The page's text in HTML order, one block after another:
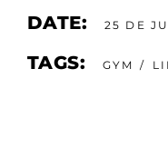
DATE: 25 DE
TAGS: GYM